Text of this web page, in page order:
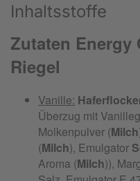
Inhaltsstoffe